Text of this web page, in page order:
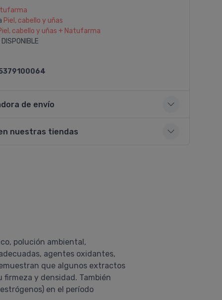
Piel, cabello y uñas
cabello y uñas + Natufarma
DISPONIBLE
de envío
nuestras tiendas
polución ambiental,
agentes oxidantes,
que algunos extractos
y densidad. También
en el período